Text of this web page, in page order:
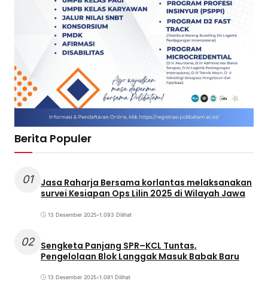
Berita Populer
01
Jasa Raharja Bersama korlantas melaksanakan
survei Kesiapan Ops Lilin 2025 di Wilayah Jawa
13 Desember 2025•1.093 Dilihat
02 Sengketa Panjang SPR–KCL Tuntas,
Pengelolaan Blok Langgak Masuk Babak Baru
13 Desember 2025•1.081 Dilihat